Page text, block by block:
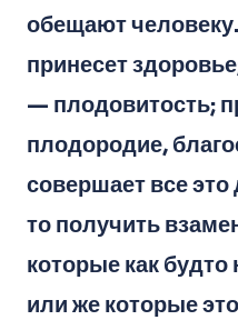
обещают
принесет
— плодовитость;
плодородие,
совершает все
то получить
которые как будто
или же которые